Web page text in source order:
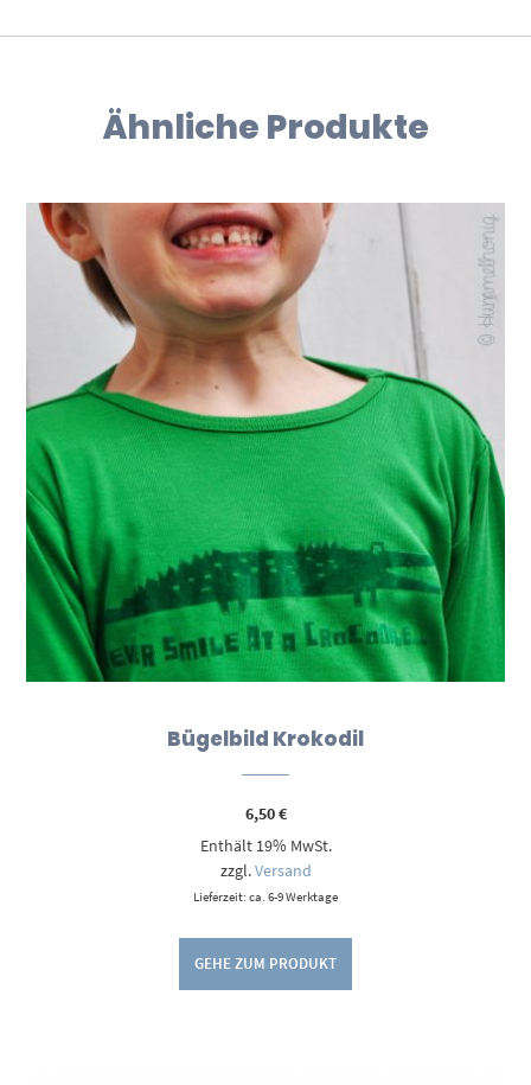
Ähnliche Produkte
Bügelbild Krokodil
6,50€
Enthält 19% MwSt.
zzgl.Versand
Lieferzeit: ca. 6-9 Werktage
GEHE ZUM PRODUKT